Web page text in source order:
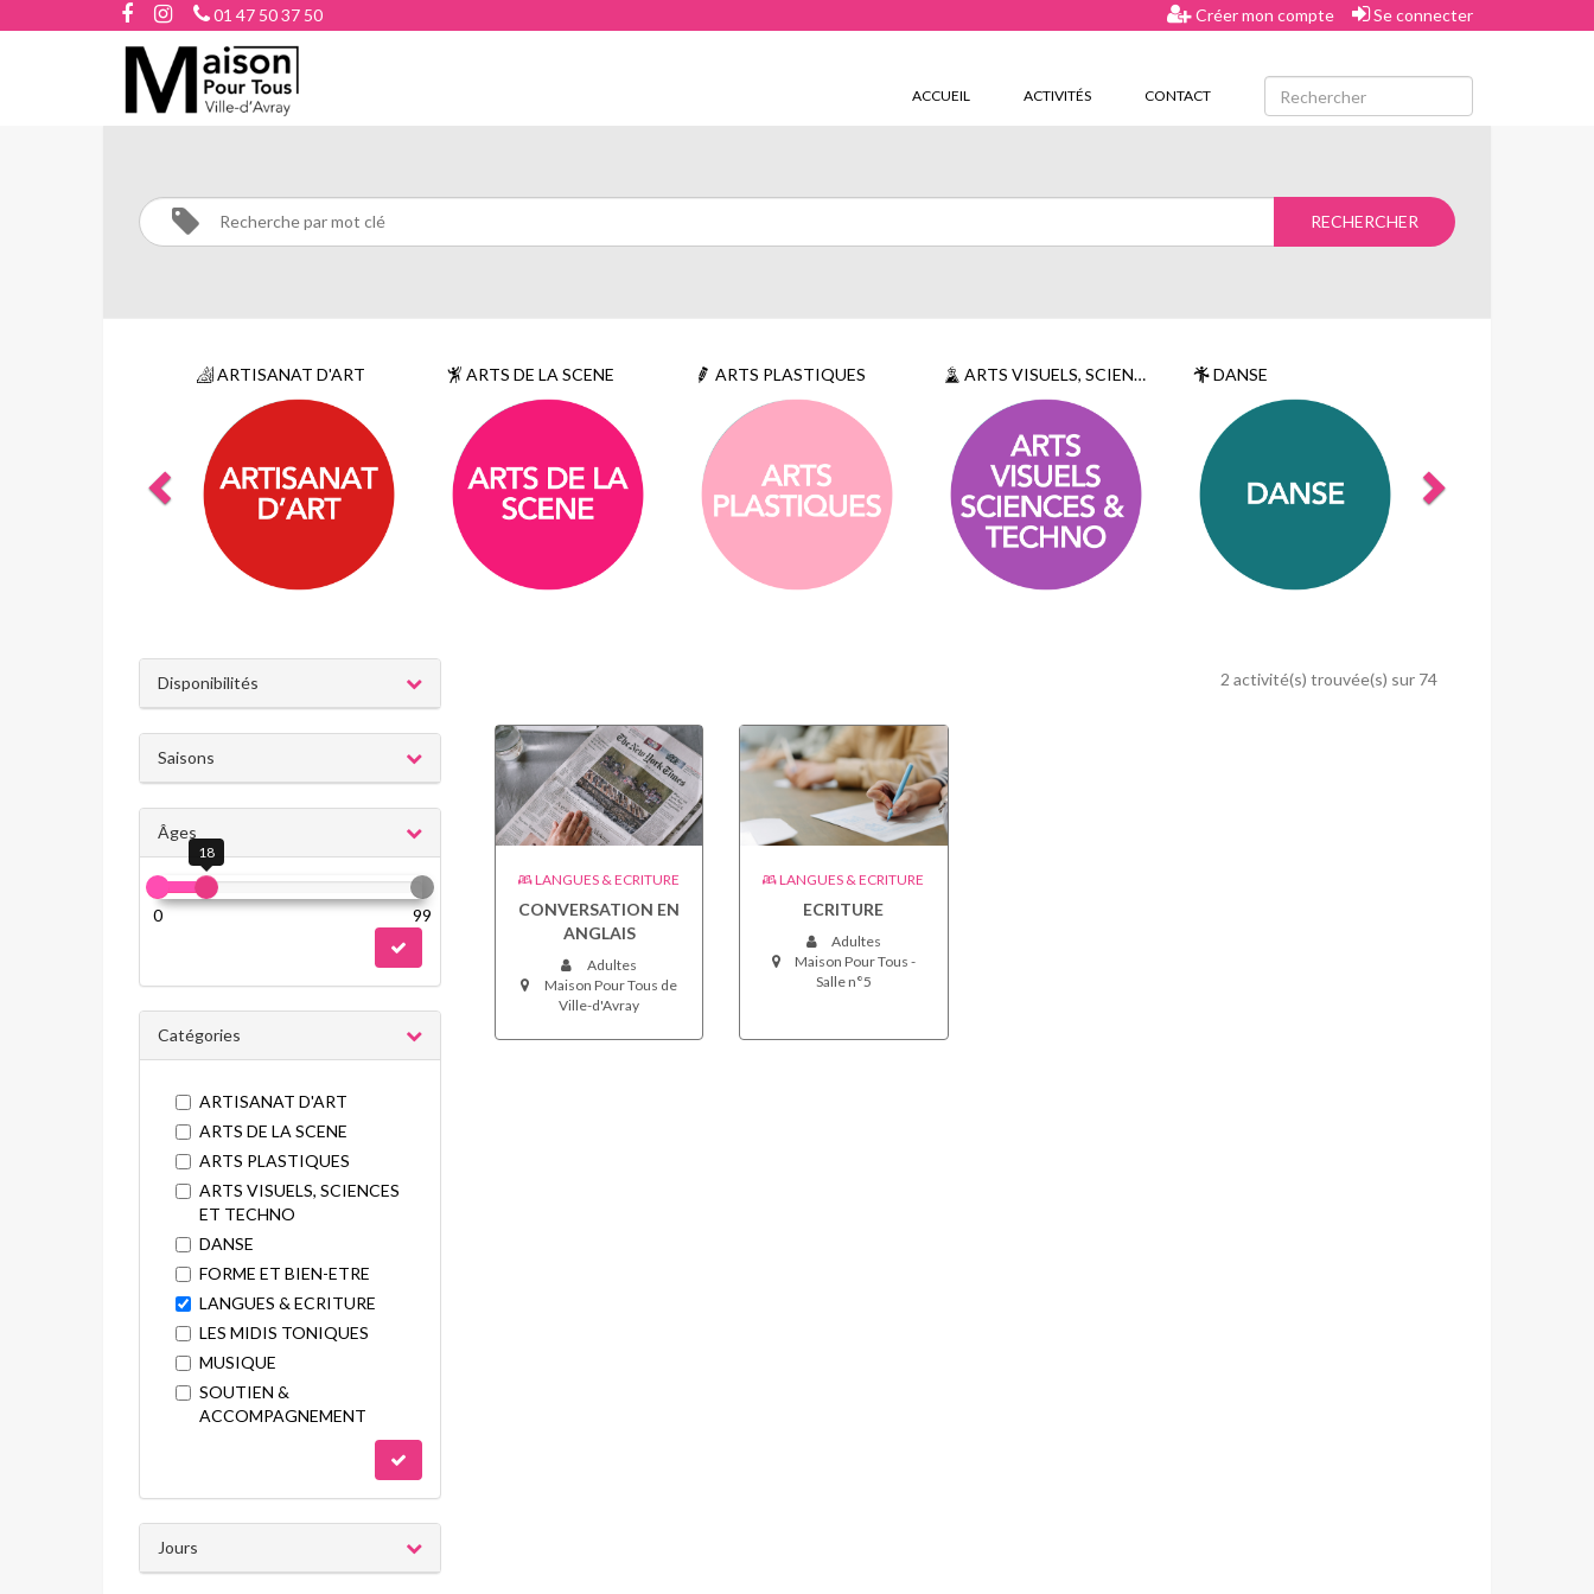
01 47 50 37 50 Créer mon compte Se connecter
ACCUEIL ACTIVITÉS CONTACT
RECHERCHE
ARTISANAT D'ART ARTS DE LA SCENE ARTS PLASTIQUES ARTS VISUELS, SCIENCES ET TECHNO DANSE
Disponibilités
Saisons
Âges
18
0 99
Catégories
ARTISANAT D'ART
ARTS DE LA SCENE
ARTS PLASTIQUES
ARTS VISUELS, SCIENCES
ET TECHNO
DANSE
FORME ET BIEN-ETRE
LANGUES & ECRITURE
LES MIDIS TONIQUES
MUSIQUE
SOUTIEN &
ACCOMPAGNEMENT
Jours
2 activité(s) trouvée(s) sur 74
LANGUES & ECRITURE
CONVERSATION EN
ANGLAIS
Adultes
Maison Pour Tous de
Ville-d'Avray
LANGUES & ECRITURE
ECRITURE
Adultes
Maison Pour Tous -
Salle n°5